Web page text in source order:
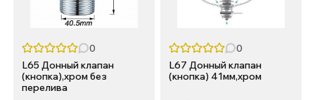
0
L65 Донный клапан
(кнопка),хром без
перелива
0
L67 Донный клапан
(кнопка) 41мм,хром